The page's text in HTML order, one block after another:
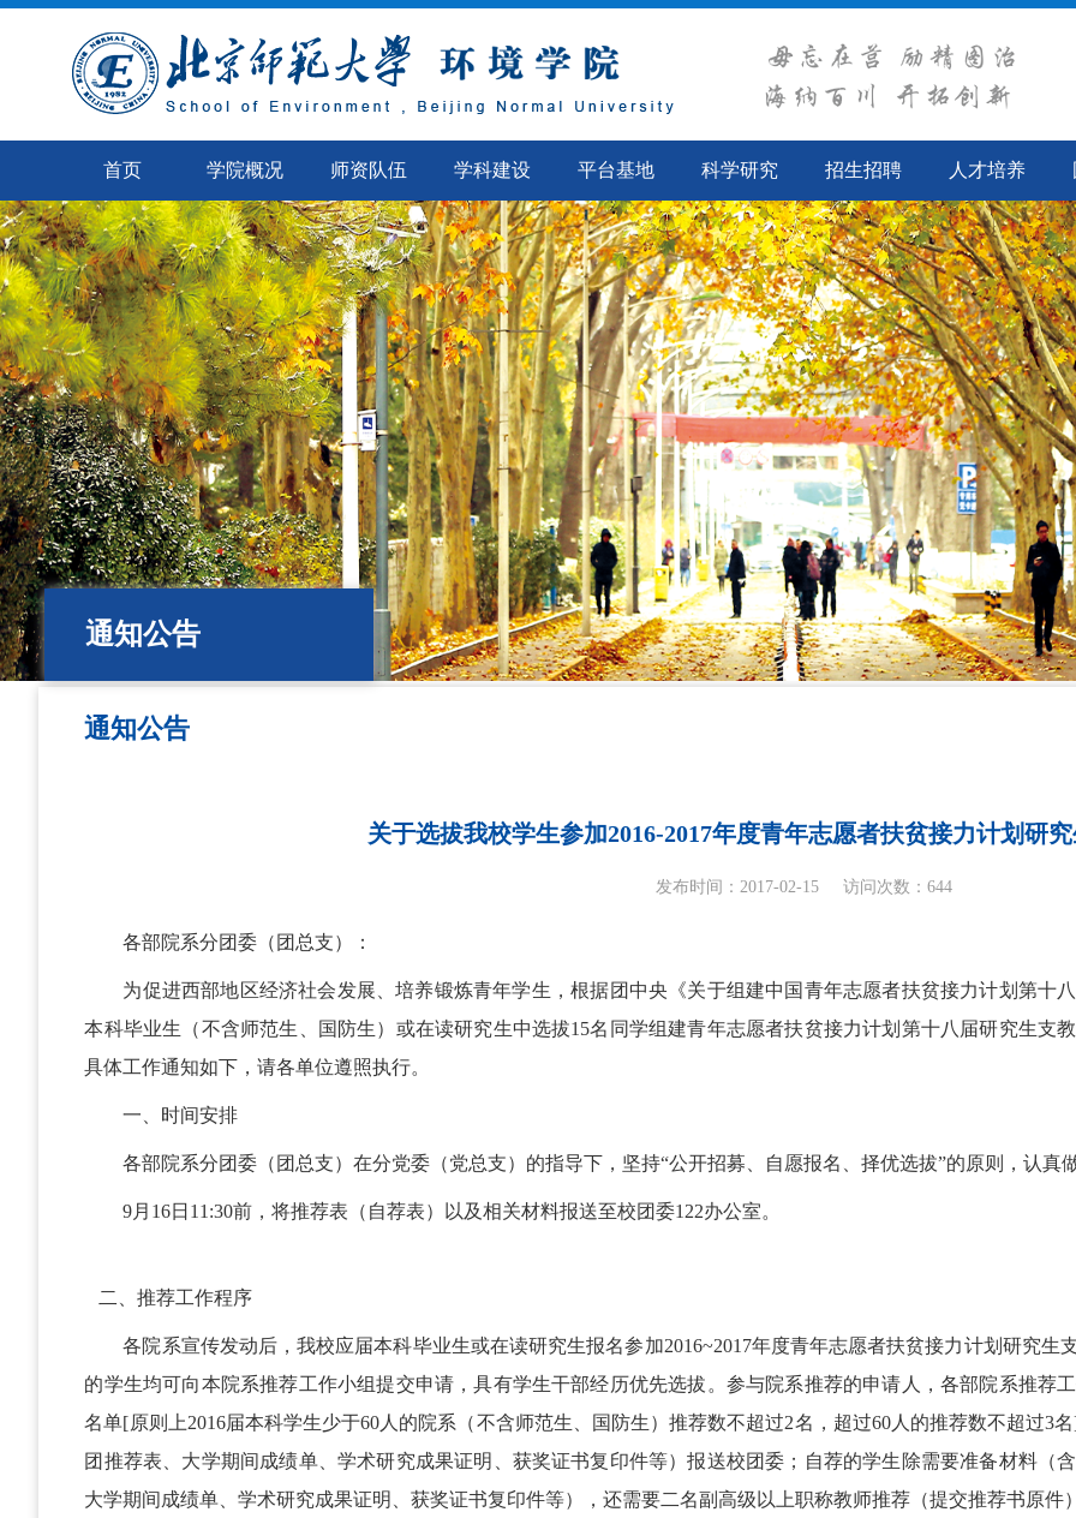
首页 学院概况 师资队伍 学科建设 平台基地 科学研究 招生招聘 人才培养
通知公告
通知公告
关于选拔我校学生参加2016-2017年度青年志愿者扶贫接力计划研
发布时间：2017-02-15 访问次数：644
各部院系分团委（团总支）：
为促进西部地区经济社会发展、培养锻炼青年学生，根据团中央《关于组建中国青年志愿者扶贫接力计划第十
本科毕业生（不含师范生、国防生）或在读研究生中选拔15名同学组建青年志愿者扶贫接力计划第十八届研究生支
具体工作通知如下，请各单位遵照执行。
一、时间安排
各部院系分团委（团总支）在分党委（党总支）的指导下，坚持“公开招募、自愿报名、择优选拔”的原则，认真
9月16日11:30前，将推荐表（自荐表）以及相关材料报送至校团委122办公室。
二、推荐工作程序
各院系宣传发动后，我校应届本科毕业生或在读研究生报名参加2016~2017年度青年志愿者扶贫接力计划研究
的学生均可向本院系推荐工作小组提交申请，具有学生干部经历优先选拔。参与院系推荐的申请人，各部院系推荐
名单[原则上2016届本科学生少于60人的院系（不含师范生、国防生）推荐数不超过2名，超过60人的推荐数不超过3
团推荐表、大学期间成绩单、学术研究成果证明、获奖证书复印件等）报送校团委；自荐的学生除需要准备材料（
大学期间成绩单、学术研究成果证明、获奖证书复印件等），还需要二名副高级以上职称教师推荐（提交推荐书原件